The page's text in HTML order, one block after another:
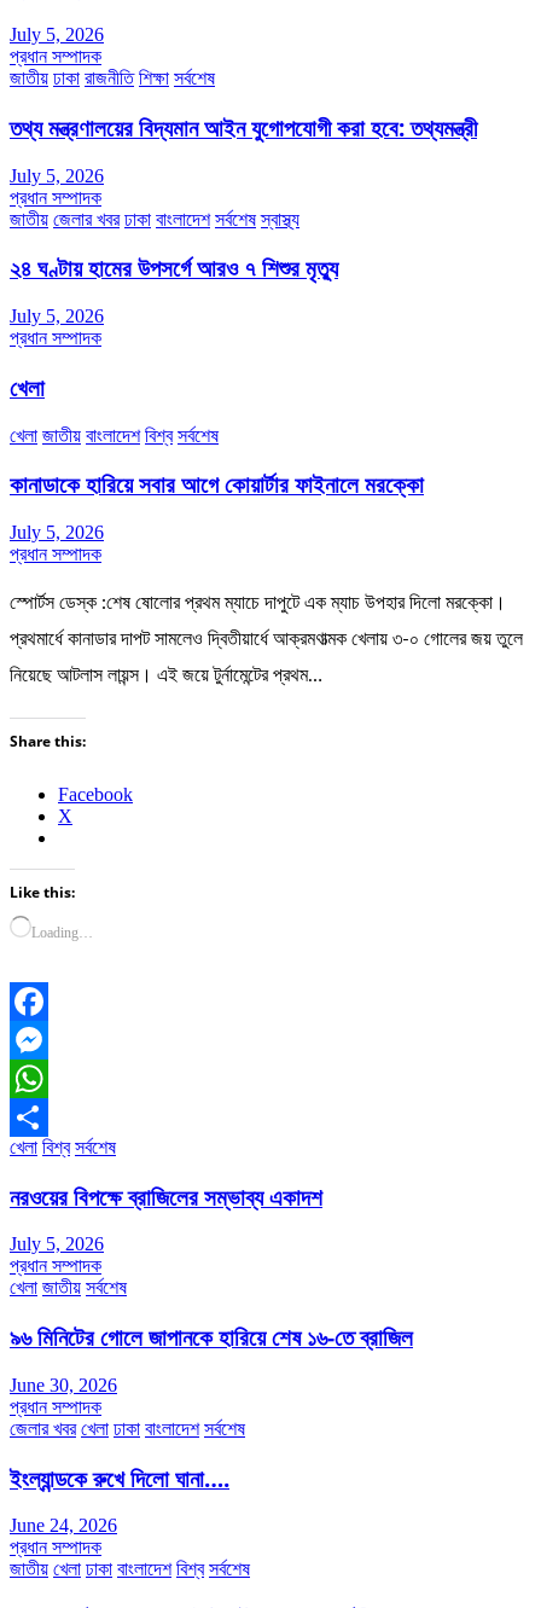
July 5, 2026
প্রধান সম্পাদক
জাতীয় ঢাকা রাজনীতি শিক্ষা সর্বশেষ
তথ্য মন্ত্রণালয়ের বিদ্যমান আইন যুগোপযোগী করা হবে: তথ্যমন্ত্রী
July 5, 2026
প্রধান সম্পাদক
জাতীয় জেলার খবর ঢাকা বাংলাদেশ সর্বশেষ স্বাস্থ্য
২৪ ঘণ্টায় হামের উপসর্গে আরও ৭ শিশুর মৃত্যু
July 5, 2026
প্রধান সম্পাদক
খেলা
খেলা জাতীয় বাংলাদেশ বিশ্ব সর্বশেষ
কানাডাকে হারিয়ে সবার আগে কোয়ার্টার ফাইনালে মরক্কো
July 5, 2026
প্রধান সম্পাদক
স্পোর্টস ডেস্ক :শেষ ষোলোর প্রথম ম্যাচে দাপুটে এক ম্যাচ উপহার দিলো মরক্কো।
প্রথমার্ধে কানাডার দাপট সামলেও দ্বিতীয়ার্ধে আক্রমণাত্মক খেলায় ৩-০ গোলের জয় তুলে
নিয়েছে আটলাস লায়ন্স। এই জয়ে টুর্নামেন্টের প্রথম…
Share this:
Facebook
X
Like this:
Loading…
Facebook
Messenger
WhatsApp
Share
খেলা বিশ্ব সর্বশেষ
নরওয়ের বিপক্ষে ব্রাজিলের সম্ভাব্য একাদশ
July 5, 2026
প্রধান সম্পাদক
খেলা জাতীয় সর্বশেষ
৯৬ মিনিটের গোলে জাপানকে হারিয়ে শেষ ১৬-তে ব্রাজিল
June 30, 2026
প্রধান সম্পাদক
জেলার খবর খেলা ঢাকা বাংলাদেশ সর্বশেষ
ইংল্যান্ডকে রুখে দিলো ঘানা….
June 24, 2026
প্রধান সম্পাদক
জাতীয় খেলা ঢাকা বাংলাদেশ বিশ্ব সর্বশেষ